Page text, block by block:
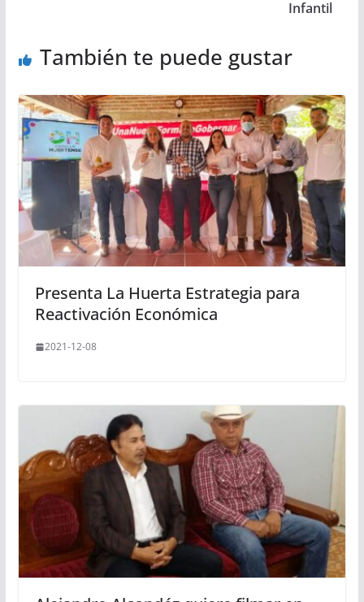
Infantil
También te puede gustar
Presenta La Huerta Estrategia para
Reactivación Económica
2021-12-08